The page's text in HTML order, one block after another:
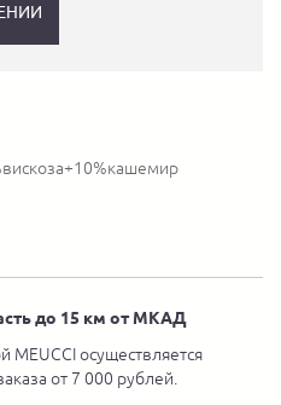
до 15 км от МКАД
MEUCCI осуществляется
от 7 000 рублей.